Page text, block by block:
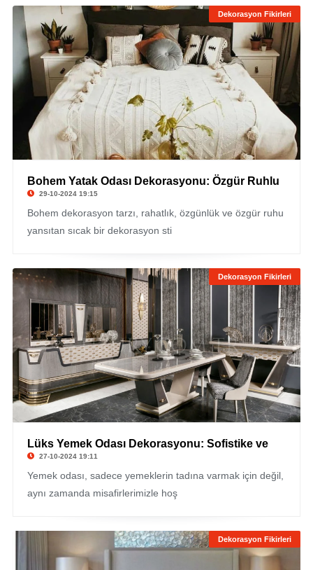
Dekorasyon Fikirleri
Bohem Yatak Odası Dekorasyonu: Özgür Ruhlu
29-10-2024 19:15
Bohem dekorasyon tarzı, rahatlık, özgünlük ve özgür ruhu
yansıtan sıcak bir dekorasyon sti
Dekorasyon Fikirleri
Lüks Yemek Odası Dekorasyonu: Sofistike ve
27-10-2024 19:11
Yemek odası, sadece yemeklerin tadına varmak için değil,
aynı zamanda misafirlerimizle hoş
Dekorasyon Fikirleri